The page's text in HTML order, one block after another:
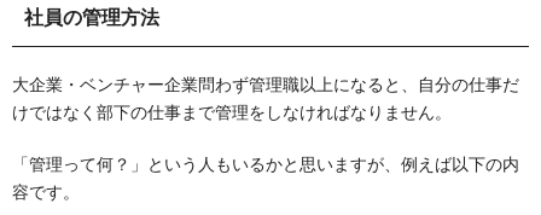
社員の管理方法
大企業・ベンチャー企業問わず管理職以上になると、自分の仕事だ
けではなく部下の仕事まで管理をしなければなりません。
「管理って何？」という人もいるかと思いますが、例えば以下の内
容です。